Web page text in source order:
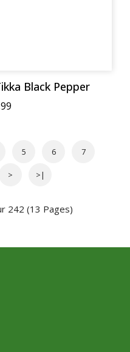
Black Pepper
5 6 7
> >|
242 (13 Pages)